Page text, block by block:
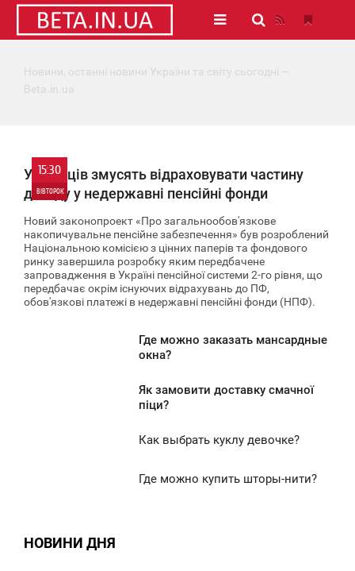
Новини, останні новини України та світу сьогодні —
Beta.in.ua
15:30
ВІВТОРОК
0
6 121
Українців змусять відраховувати частину
доходу у недержавні пенсійні фонди
Новий законопроект«Про загальнообов'язкове
накопичувальне пенсійне забезпечення» був розроблений
Національною комісією з цінних паперів та фондового
ринку завершила розробку яким передбачене
запровадження в Україні пенсійної системи 2-го рівня, що
передбачає окрім існуючих відрахувань до ПФ,
обов'язкові платежі в недержавні пенсійні фонди (НПФ).
Где можно заказать мансардные
окна?
Як замовити доставку смачної
піци?
Как выбрать куклу девочке?
Где можно купить шторы-нити?
НОВИНИ ДНЯ